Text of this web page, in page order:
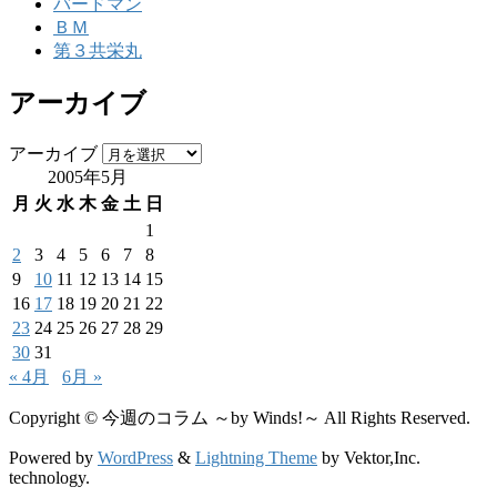
バードマン
ＢＭ
第３共栄丸
アーカイブ
アーカイブ
2005年5月
月 火 水 木 金 土 日
1
2
3 4 5 6 7
8
9
10 11 12 13 14 15
16 17 18 19 20 21 22
23 24 25 26 27 28 29
30 31
« 4月
6月 »
Copyright © 今週のコラム ～by Winds!～ All Rights Reserved.
Powered by WordPress & Lightning Theme by Vektor,Inc.
technology.